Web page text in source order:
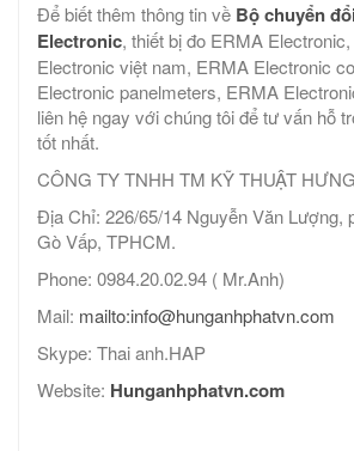
Để biết thêm thông tin về Bộ chuyển
Electronic, thiết bị đo ERMA
Electronic việt nam, ERMA Electronic
Electronic panelmeters, ERMA
liên hệ ngay với chúng tôi để tư vấn hỗ
tốt nhất.
CÔNG TY TNHH TM KỸ THUẬT
Địa Chỉ: 226/65/14 Nguyễn Văn Lượng,
Gò Vấp, TPHCM.
Phone: 0984.20.02.94 ( Mr.Anh)
Mail: mailto:info@hunganhphatvn.com
Skype: Thai anh.HAP
Website: Hunganhphatvn.com